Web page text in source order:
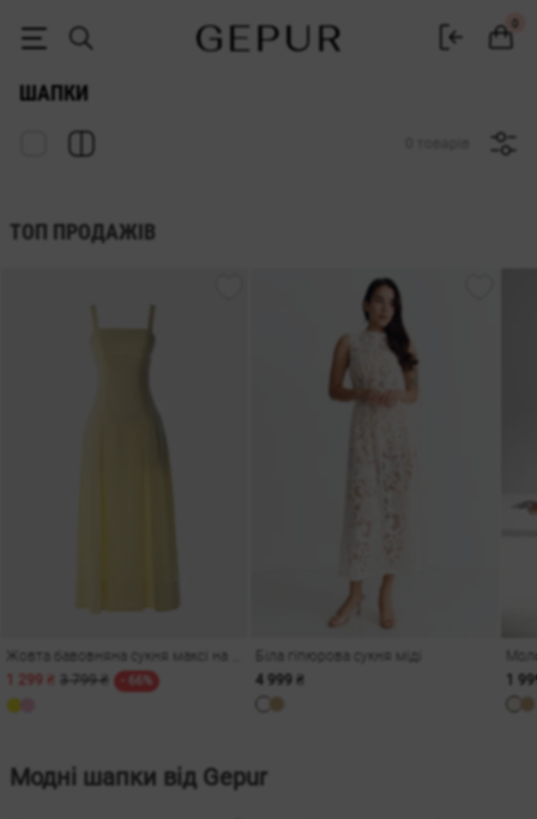
ШАПКИ
ТОП ПРОДАЖІВ
3 799 ₴ - 66%
Біла гіпюрова сукня міді
4 999 ₴
1
Модні шапки від Gepur